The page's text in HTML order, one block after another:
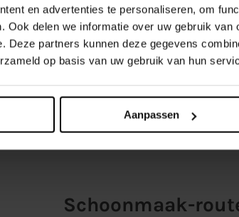
en advertenties te personaliseren, om
Ook delen we informatie over uw gebruik
Deze partners kunnen deze gegevens
op basis van uw gebruik van hun
Aanpassen
wekelijks schoongemaakt. Op deze manier
of verbouwing.
Roosendaal en omgeving kun je bij ons
je een kijkje in
ons assortiment
Wij helpen je graag verder. We zijn
Schoonmaak-